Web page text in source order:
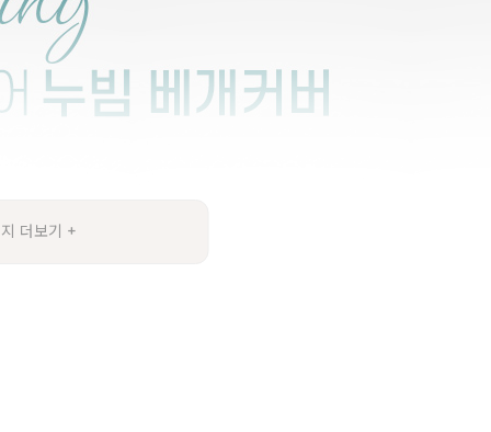
더보기 +